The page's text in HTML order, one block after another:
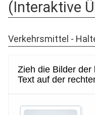
(Interaktive
Verkehrsmittel -